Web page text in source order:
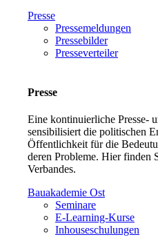
Presse
Pressemeldungen
Pressebilder
Presseverteiler
Presse
Eine kontinuierliche Presse-
sensibilisiert die politischen
Öffentlichkeit für die
deren Probleme. Hier finden
Verbandes.
Bauakademie Ost
Seminare
E-Learning-Kurse
Inhouseschulungen